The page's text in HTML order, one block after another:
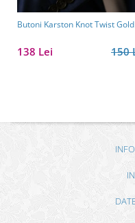
Butoni Karston Knot Twist Gold
150
138 Lei